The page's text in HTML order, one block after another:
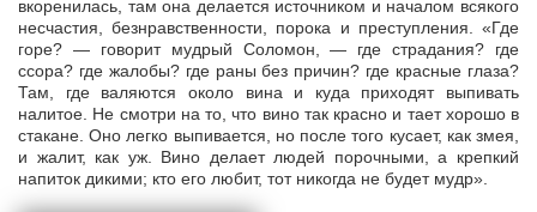
вкоренилась, там она делается источником и началом всякого
несчастия, безнравственности, порока и преступления. «Где
горе? — говорит мудрый Соломон, — где страдания? где
ссора? где жалобы? где раны без причин? где красные глаза?
Там, где валяются около вина и куда приходят выпивать
налитое. Не смотри на то, что вино так красно и тает хорошо в
стакане. Оно легко выпивается, но после того кусает, как змея,
и жалит, как уж. Вино делает людей порочными, а крепкий
напиток дикими; кто его любит, тот никогда не будет мудр».